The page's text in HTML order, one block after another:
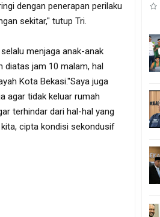
dengan penerapan perilaku
sekitar," tutup Tri.
menjaga anak-anak
diatas jam 10 malam, hal
Kota Bekasi."Saya juga
agar tidak keluar rumah
terhindar dari hal-hal yang
cipta kondisi sekondusif